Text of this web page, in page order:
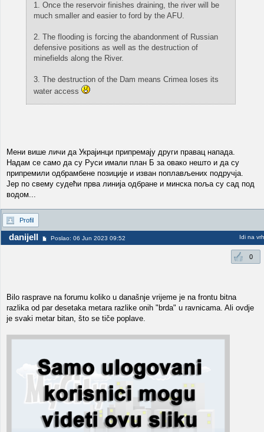
1. Once the reservoir finishes draining, the river will be
much smaller and easier to ford by the AFU.
2. The flooding is forcing the abandonment of Russian
defensive positions as well as the destruction of
minefields along the River.
3. The destruction of the Dam means Crimea loses its
water access
Мени више личи да Украјинци припремају други правац напада.
Надам се само да су Руси имали план Б за овако нешто и да су
припремили одбрамбене позиције и изван поплављених подручја.
Јер по свему судећи прва линија одбране и минска поља су сад под
водом...
Profil
danijell Poslao: 06 Jun 2023 09:52 Idi na vrh
0
Bilo rasprave na forumu koliko u današnje vrijeme je na frontu bitna
razlika od par desetaka metara razlike onih "brda" u ravnicama. Ali ovdje
je svaki metar bitan, što se tiče poplave.